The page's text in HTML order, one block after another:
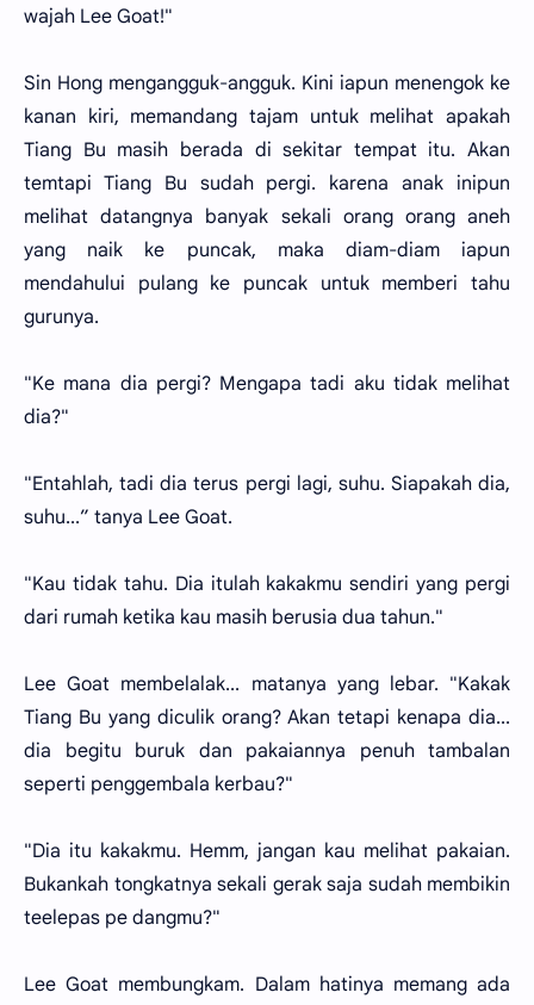
wajah Lee Goat!"
Sin Hong mengangguk-angguk. Kini iapun menengok ke
kanan kiri, memandang tajam untuk melihat apakah
Tiang Bu masih berada di sekitar tempat itu. Akan
temtapi Tiang Bu sudah pergi. karena anak inipun
melihat datangnya banyak sekali orang orang aneh
yang naik ke puncak, maka diam-diam iapun
mendahului pulang ke puncak untuk memberi tahu
gurunya.
"Ke mana dia pergi? Mengapa tadi aku tidak melihat
dia?"
"Entahlah, tadi dia terus pergi lagi, suhu. Siapakah dia,
suhu...” tanya Lee Goat.
"Kau tidak tahu. Dia itulah kakakmu sendiri yang pergi
dari rumah ketika kau masih berusia dua tahun."
Lee Goat membelalak... matanya yang lebar. "Kakak
Tiang Bu yang diculik orang? Akan tetapi kenapa dia...
dia begitu buruk dan pakaiannya penuh tambalan
seperti penggembala kerbau?"
"Dia itu kakakmu. Hemm, jangan kau melihat pakaian.
Bukankah tongkatnya sekali gerak saja sudah membikin
teelepas pe dangmu?"
Lee Goat membungkam. Dalam hatinya memang ada